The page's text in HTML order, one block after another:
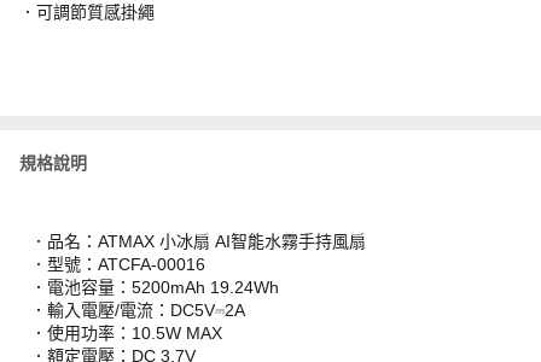
．可調節質感掛繩
規格說明
．品名：ATMAX 小冰扇 AI智能水霧手持風扇
．型號：ATCFA-00016
．電池容量：5200mAh 19.24Wh
．輸入電壓/電流：DC5V⎓2A
．使用功率：10.5W MAX
．額定電壓：DC 3.7V